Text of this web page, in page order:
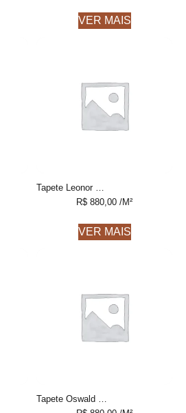
VER MAIS
R$ 880,00 /M²
VER MAIS
Tapete Oswald Personalizável feito à mão